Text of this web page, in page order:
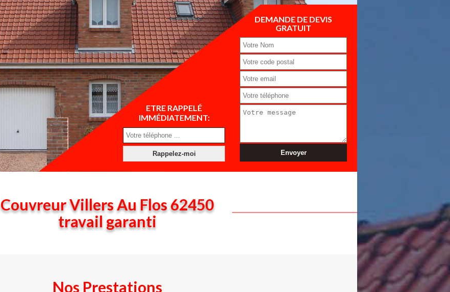
ETRE RAPPELÉ
IMMÉDIATEMENT:
DEMANDE DE DEVIS
GRATUIT
Couvreur Villers Au Flos 62450
travail garanti
Nos Prestations